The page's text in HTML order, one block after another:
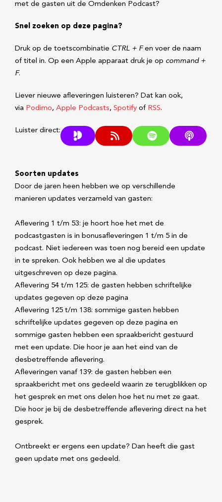
met de gasten uit de Omdenken Podcast?
Snel zoeken op deze pagina?
Druk op de toetscombinatie CTRL + Fen voer de naam
of titel in. Op een Apple apparaat druk je op command +
F.
Liever nieuwe afleveringen luisteren? Dat kan ook,
via Podimo, Apple Podcasts, Spotify of RSS.
Luister direct:
Soorten updates
Door de jaren heen hebben we op verschillende
manieren updates verzameld van gasten:
Aflevering 1 t/m 53: je hoort hoe het met de
podcastgasten is in bonusafleveringen 1 t/m 5 in de
podcast. Niet iedereen was toen nog bereid een update
in te spreken. Ook hebben we al die updates
uitgeschreven op deze pagina.
Aflevering 54 t/m 125: de gasten hebben schriftelijke
updates gegeven op deze pagina
Aflevering 125 t/m 138: sommige gasten hebben
schriftelijke updates gegeven op deze pagina en
sommige gasten hebben een spraakbericht gestuurd
met een update. Die hoor je aan het eind van de
desbetreffende aflevering.
Afleveringen vanaf 139: de gasten hebben een
spraakbericht met ons gedeeld waarin ze terugblikken op
het gesprek en met ons delen hoe het nu met ze gaat.
Die hoor je bij de desbetreffende aflevering direct na het
gesprek.
Ontbreekt er ergens een update? Dan heeft die gast
geen update met ons gedeeld.